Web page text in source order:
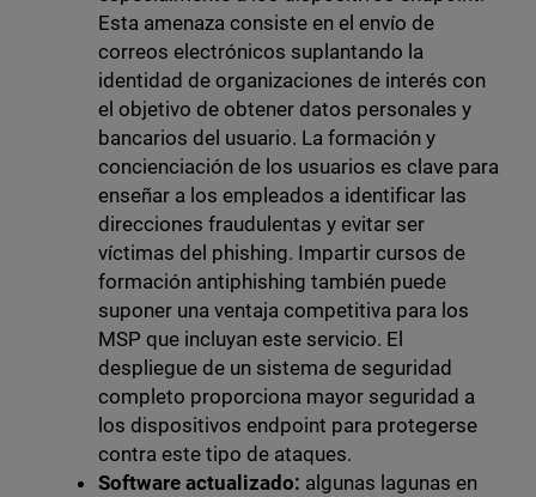
Esta amenaza consiste en el envío de
correos electrónicos suplantando la
identidad de organizaciones de interés con
el objetivo de obtener datos personales y
bancarios del usuario. La formación y
concienciación de los usuarios es clave para
enseñar a los empleados a identificar las
direcciones fraudulentas y evitar ser
víctimas del phishing. Impartir cursos de
formación antiphishing también puede
suponer una ventaja competitiva para los
MSP que incluyan este servicio. El
despliegue de un sistema de seguridad
completo proporciona mayor seguridad a
los dispositivos endpoint para protegerse
contra este tipo de ataques.
Software actualizado: algunas lagunas en